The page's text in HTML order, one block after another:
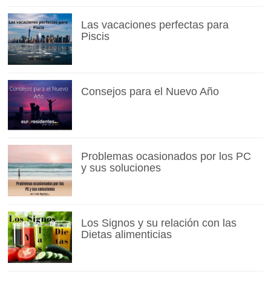
Las vacaciones perfectas para
Piscis
Consejos para el Nuevo Año
Problemas ocasionados por los PC
y sus soluciones
Los Signos y su relación con las
Dietas alimenticias